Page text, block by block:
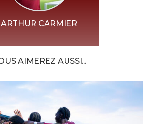
ARTHUR CARMIER
AIMEREZ AUSSI...